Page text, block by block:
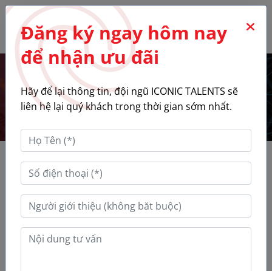
0
Chính Sách Giao Dịch Chung
Chính sách
1. Các điều kiện hoặc hạn chế trong việc cung cấp
hàng hóa hoặc dịch vụ, như giới hạn về thời gian hay
phạm vi địa lý:
Hiện chúng tôi không giới hạn trong việc cung cấp dịch
vụ về thời gian và phạm vi địa lý. Mọi giao dịch theo đơn
Đăng ký ngay hôm nay
để nhận ưu đãi
Hãy để lại thông tin, đội ngũ ICONIC TALENTS sẽ
liên hệ lại quý khách trong thời gian sớm nhất.